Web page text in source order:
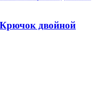
двойной